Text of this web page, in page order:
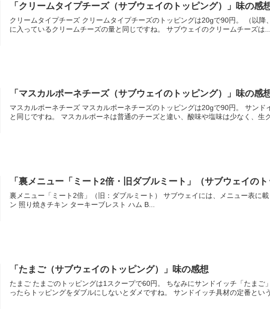
「クリームタイプチーズ（サブウェイのトッピング）」味の感
クリームタイプチーズ クリームタイプチーズのトッピングは20gで90円。 （以
に入っているクリームチーズの量と同じですね。 サブウェイのクリームチーズは...
「マスカルポーネチーズ（サブウェイのトッピング）」味の感
マスカルポーネチーズ マスカルポーネチーズのトッピングは20gで90円。 サン
と同じですね。 マスカルポーネは普通のチーズと違い、酸味や塩味は少なく、生
「裏メニュー「ミート2倍・旧ダブルミート」（サブウェイの
裏メニュー「ミート2倍」（旧：ダブルミート） サブウェイには、メニュー表に
ン 照り焼きチキン ターキーブレスト ハム B...
「たまご（サブウェイのトッピング）」味の感想
たまご たまごのトッピングは1スクープで60円。 ちなみにサンドイッチ「たま
ったらトッピングをダブルにしないとダメですね。 サンドイッチ具材の定番とい